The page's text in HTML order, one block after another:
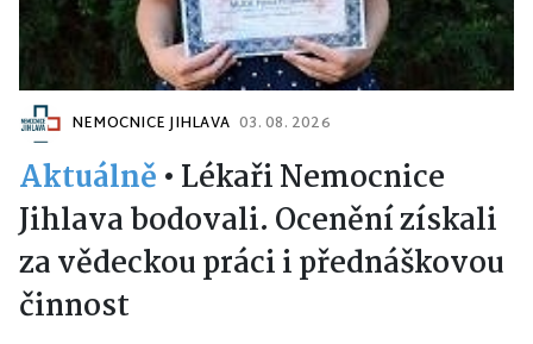
NEMOCNICE JIHLAVA 03. 08. 2026
Aktuálně • Lékaři Nemocnice
Jihlava bodovali. Ocenění získali
za vědeckou práci i přednáškovou
činnost